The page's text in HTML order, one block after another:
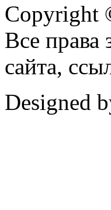
Copyright
Все
сайта,
Designed